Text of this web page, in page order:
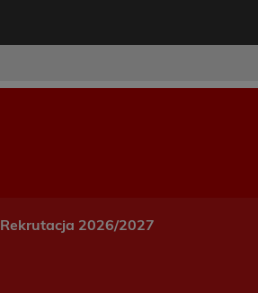
Rekrutacja 2026/2027